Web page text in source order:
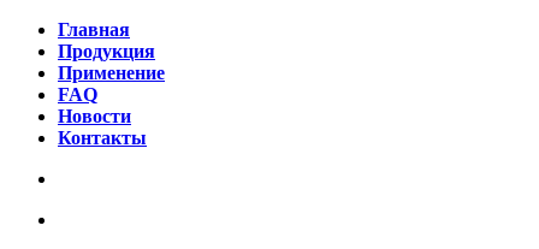
Главная
Продукция
Применение
FAQ
Новости
Контакты